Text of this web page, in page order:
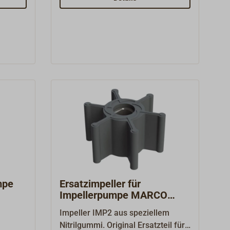
die
Kunststoff.
Ersatzimpeller für
Impellerpumpe MARCO
UP1-J
Impeller IMP2 aus speziellem
Nitrilgummi. Original Ersatzteil für